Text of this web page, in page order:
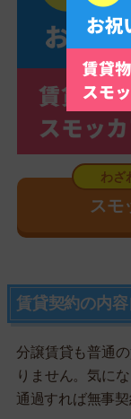
スモ
賃貸契約の内
分譲賃貸も普通
りません。気に
通過すれば無事契